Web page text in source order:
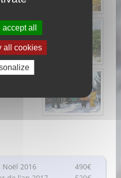
Noël 2016
490€
all
all cookies